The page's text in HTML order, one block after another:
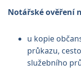
Notářské ověření
u kopie
průkazu,
služebního